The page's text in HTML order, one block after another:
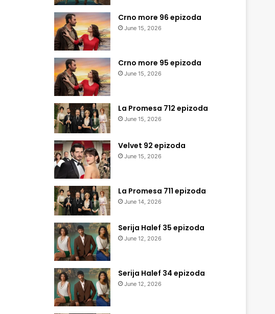
Crno more 96 epizoda
June 15, 2026
Crno more 95 epizoda
June 15, 2026
La Promesa 712 epizoda
June 15, 2026
Velvet 92 epizoda
June 15, 2026
La Promesa 711 epizoda
June 14, 2026
Serija Halef 35 epizoda
June 12, 2026
Serija Halef 34 epizoda
June 12, 2026